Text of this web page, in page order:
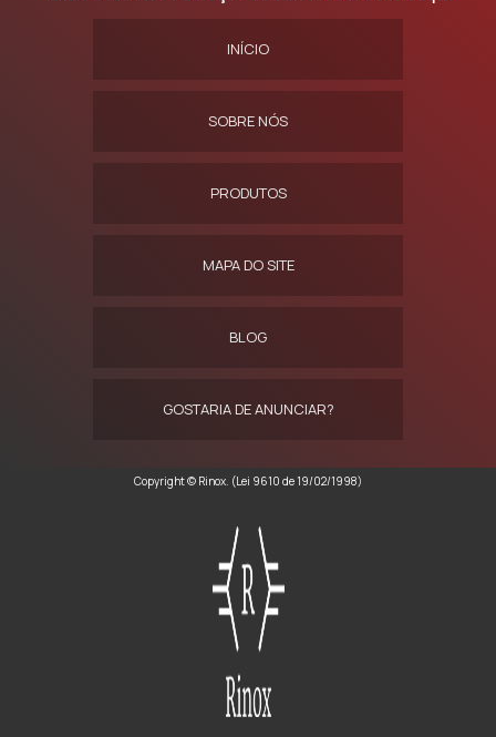
INÍCIO
SOBRE NÓS
PRODUTOS
MAPA DO SITE
BLOG
GOSTARIA DE ANUNCIAR?
Copyright © Rinox. (Lei 9610 de 19/02/1998)